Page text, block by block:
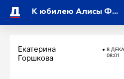
К юбилею Алисы Фрейндлих покажут фильм с кадрами из личного архива актрисы петербургского БДТ
Екатерина
Горшкова
8
08:01